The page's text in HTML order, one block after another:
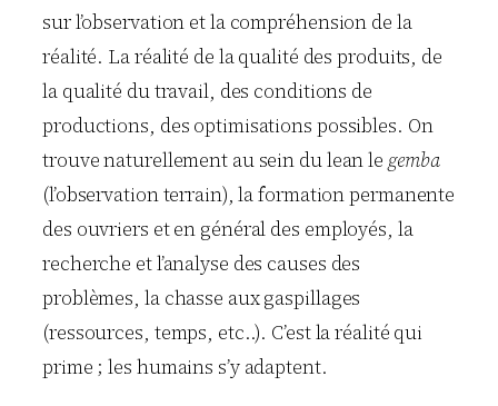
sur l’observation et la compréhension de la
réalité. La réalité de la qualité des produits, de
la qualité du travail, des conditions de
productions, des optimisations possibles. On
trouve naturellement au sein du lean le gemba
(l’observation terrain), la formation permanente
des ouvriers et en général des employés, la
recherche et l’analyse des causes des
problèmes, la chasse aux gaspillages
(ressources, temps, etc..). C’est la réalité qui
prime ; les humains s’y adaptent.